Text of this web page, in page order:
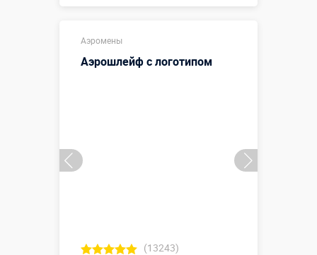
Аэромены
Аэрошлейф с логотипом
(13243)